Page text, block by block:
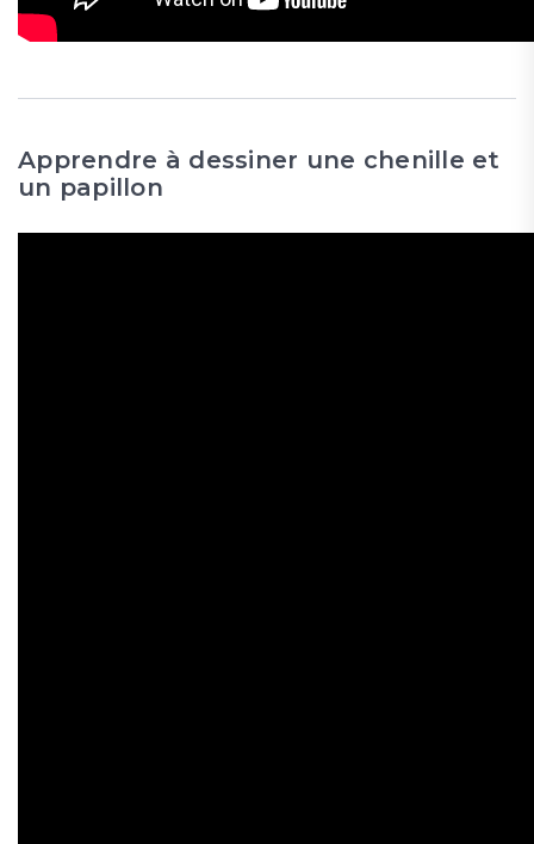
Apprendre à dessiner une chenille et
un papillon